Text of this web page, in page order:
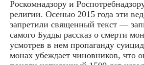
Роскомнадзору и
религии. Осенью 2015 года эти
запретили священный текст —
самого Будды рассказ о смерти
усмотрев в нем пропаганду
монах убеждает чиновников, что